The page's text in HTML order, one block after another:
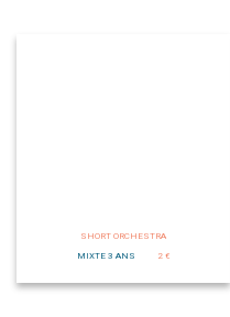
SHORT ORCHESTRA
MIXTE 3 ANS
2 €